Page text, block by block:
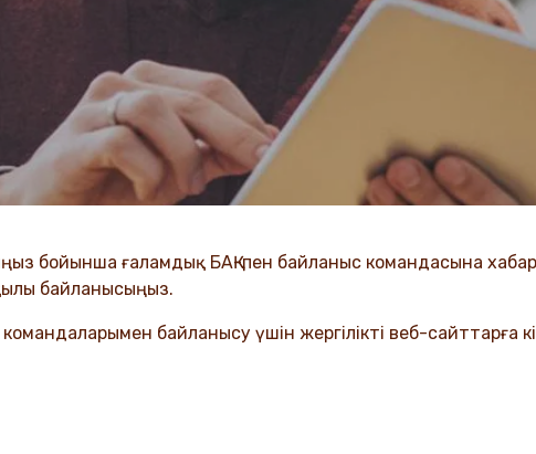
бойынша ғаламдық БАҚ-пен байланыс командасына
байланысыңыз.
байланысу үшін жергілікті веб-сайттарға